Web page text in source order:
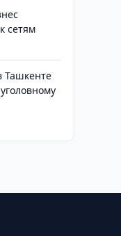
сетям
Ташкенте